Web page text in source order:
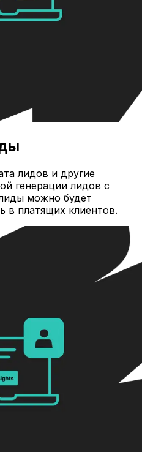
лидов и другие
генерации лидов с
можно будет
в платящих клиентов.